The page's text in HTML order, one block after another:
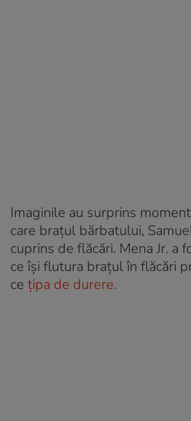
Imaginile au surprins
care brațul bărbatului,
cuprins de flăcări. Mena Jr. a
ce își flutura brațul în flăcări
ce țipa de durere.